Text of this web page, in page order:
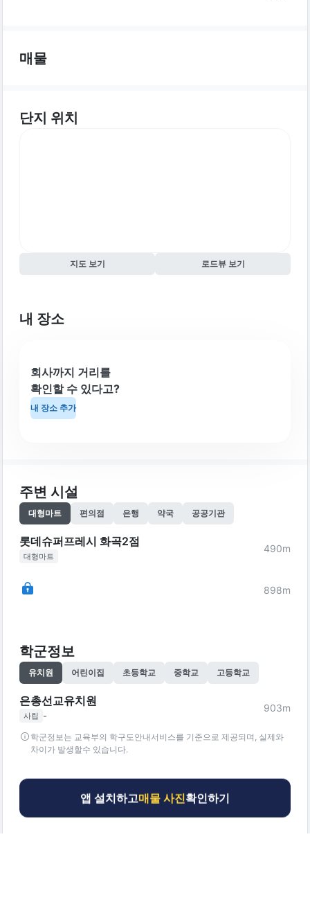
매물
단지 위치
지도 보기 로드뷰 보기
내 장소
회사까지 거리를
확인할 수 있다고?
내 장소 추가
주변 시설
대형마트 편의점 은행 약국 공공기관
롯데슈퍼프레시 화곡2점
대형마트
490m
898m
학군정보
유치원 어린이집 초등학교 중학교 고등학교
은총선교유치원
사립 -
903m
학군정보는 교육부의 학구도안내서비스를 기준으로 제공되며, 실제와
차이가 발생할수 있습니다.
앱 설치하고매물 사진확인하기